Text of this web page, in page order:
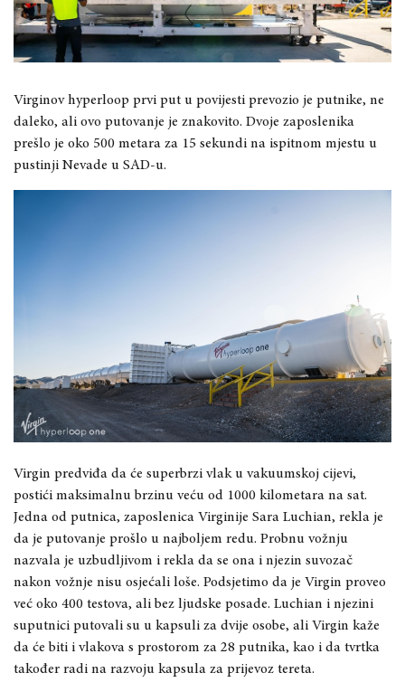
Virginov hyperloop prvi put u povijesti prevozio je putnike, ne
daleko, ali ovo putovanje je znakovito. Dvoje zaposlenika
prešlo je oko 500 metara za 15 sekundi na ispitnom mjestu u
pustinji Nevade u SAD-u.
Virgin predviđa da će superbrzi vlak u vakuumskoj cijevi,
postići maksimalnu brzinu veću od 1000 kilometara na sat.
Jedna od putnica, zaposlenica Virginije Sara Luchian, rekla je
da je putovanje prošlo u najboljem redu. Probnu vožnju
nazvala je uzbudljivom i rekla da se ona i njezin suvozač
nakon vožnje nisu osjećali loše. Podsjetimo da je Virgin proveo
već oko 400 testova, ali bez ljudske posade. Luchian i njezini
suputnici putovali su u kapsuli za dvije osobe, ali Virgin kaže
da će biti i vlakova s prostorom za 28 putnika, kao i da tvrtka
također radi na razvoju kapsula za prijevoz tereta.